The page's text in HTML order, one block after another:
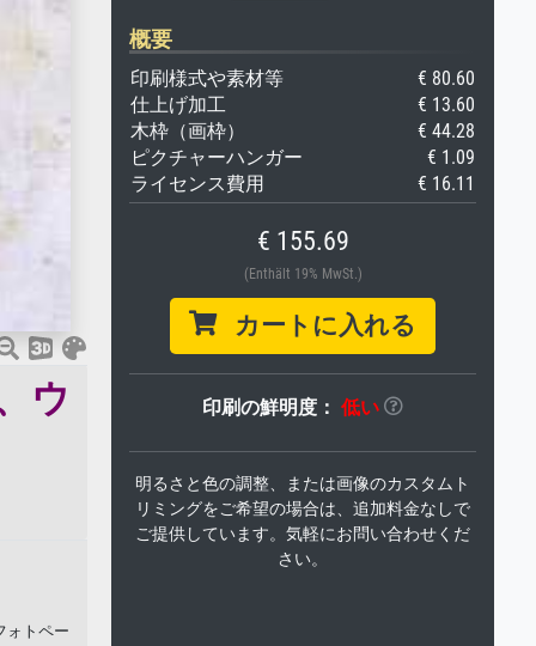
ウ
ォトペー
概要
印刷様式や素材等
€ 80.60
仕上げ加工
€ 13.60
木枠（画枠）
€ 44.28
ピクチャーハンガー
€ 1.09
ライセンス費用
€ 16.11
€ 155.69
(Enthält 19% MwSt.)
カートに入れる
印刷の鮮明度： 低い
明るさと色の調整、または画像のカスタムト
リミングをご希望の場合は、追加料金なしで
ご提供しています。気軽にお問い合わせくだ
さい。